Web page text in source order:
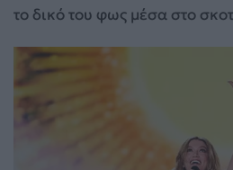
το δικό του φως μέσα στο